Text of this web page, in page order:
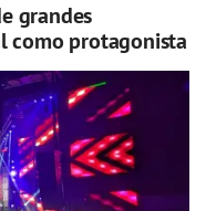
grandes
como protagonista